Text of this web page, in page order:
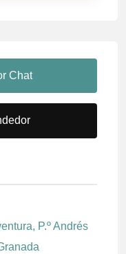
Chat
P.º Andrés